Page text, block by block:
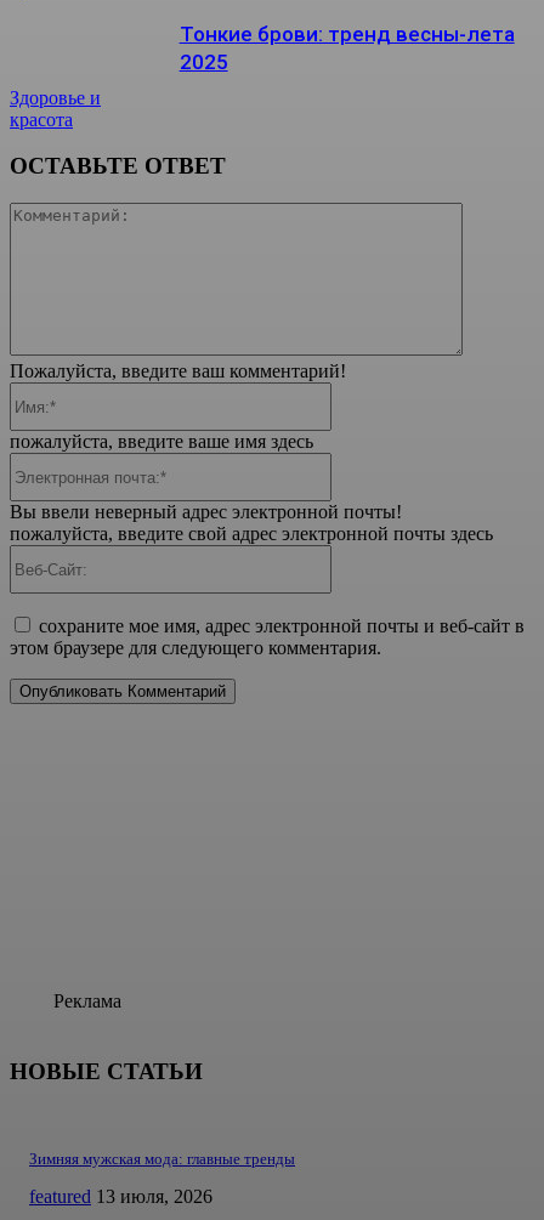
Здоровье и
красота
Тонкие брови: тренд весны-лета
2025
ОСТАВЬТЕ ОТВЕТ
Пожалуйста, введите ваш комментарий!
пожалуйста, введите ваше имя здесь
Вы ввели неверный адрес электронной почты!
пожалуйста, введите свой адрес электронной почты здесь
сохраните мое имя, адрес электронной почты и веб-сайт в
этом браузере для следующего комментария.
Реклама
НОВЫЕ СТАТЬИ
Зимняя мужская мода: главные тренды
featured 13 июля, 2026